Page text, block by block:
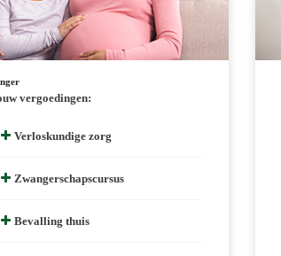
vergoedingen:
Verloskundige zorg
Zwangerschapscursus
Bevalling thuis